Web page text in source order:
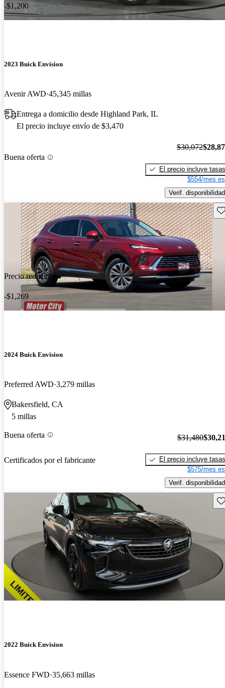
-$1,200
2023 Buick Envision
Avenir AWD 45,345 millas
Entrega a domicilio desde Highland Park, IL
El precio incluye envío de $3,470
Buena oferta
$30,072
El precio incluye tasas
$554/mes
Verif. disponibilidad
Precio reducido
-$1,269
2024 Buick Envision
Preferred AWD 3,279 millas
Bakersfield, CA
5 millas
Buena oferta
Certificados por el fabricante
$31,480
El precio incluye tasas
$575/mes
Verif. disponibilidad
2022 Buick Envision
Essence FWD 35,663 millas